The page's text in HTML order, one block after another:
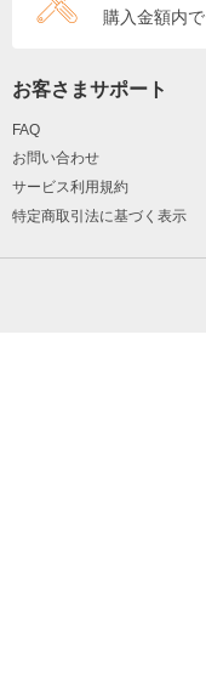
購入金額内で
お客さまサポート
FAQ
お問い合わせ
サービス利用規約
特定商取引法に基づく表示